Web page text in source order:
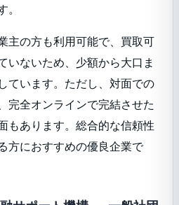
主の方も利用可能で、買取可
いないため、少額から大口ま
ています。ただし、対面での
完全オンラインで完結させた
もあります。総合的な信頼性
方におすすめの優良企業で